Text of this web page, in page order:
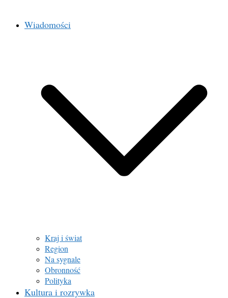
Wiadomości
Kraj i świat
Region
Na sygnale
Obronność
Polityka
Kultura i rozrywka